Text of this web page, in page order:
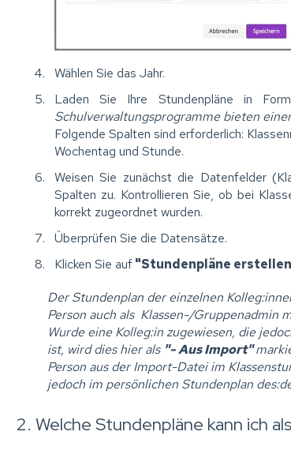
Wählen Sie das Jahr.
Laden Sie Ihre Stundenpläne in
Schulverwaltungsprogramme bieten
Folgende Spalten sind erforderlich:
Wochentag und Stunde.
Weisen Sie zunächst die Datenfelder
Spalten zu. Kontrollieren Sie, ob bei
korrekt zugeordnet wurden.
Überprüfen Sie die Datensätze.
Klicken Sie auf"Stundenpläne
Der Stundenplan der einzelnen
Person auch als Klassen-/Gruppenadmin
Wurde eine Kolleg:in zugewiesen, die
ist, wird dies hier als "- Aus Import"
Person aus der Import-Datei im
jedoch im persönlichen Stundenplan
2. Welche Stundenpläne kann ich